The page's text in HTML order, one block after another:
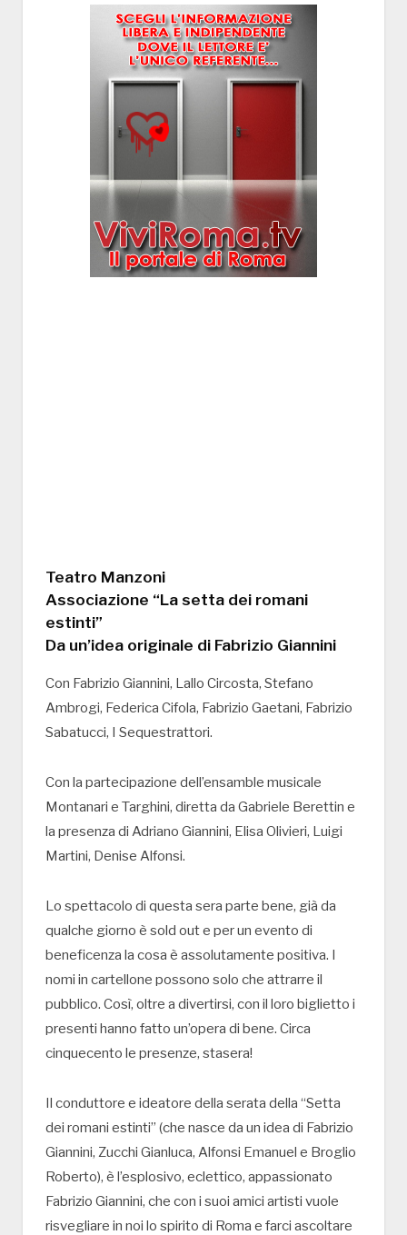
Teatro Manzoni
Associazione “La setta dei romani
estinti”
Da un’idea originale di Fabrizio Giannini
Con Fabrizio Giannini, Lallo Circosta, Stefano
Ambrogi, Federica Cifola, Fabrizio Gaetani, Fabrizio
Sabatucci, I Sequestrattori.
Con la partecipazione dell’ensamble musicale
Montanari e Targhini, diretta da Gabriele Berettin e
la presenza di Adriano Giannini, Elisa Olivieri, Luigi
Martini, Denise Alfonsi.
Lo spettacolo di questa sera parte bene, già da
qualche giorno è sold out e per un evento di
beneficenza la cosa è assolutamente positiva. I
nomi in cartellone possono solo che attrarre il
pubblico. Così, oltre a divertirsi, con il loro biglietto i
presenti hanno fatto un’opera di bene. Circa
cinquecento le presenze, stasera!
Il conduttore e ideatore della serata della “Setta
dei romani estinti” (che nasce da un idea di Fabrizio
Giannini, Zucchi Gianluca, Alfonsi Emanuel e Broglio
Roberto), è l’esplosivo, eclettico, appassionato
Fabrizio Giannini, che con i suoi amici artisti vuole
risvegliare in noi lo spirito di Roma e farci ascoltare